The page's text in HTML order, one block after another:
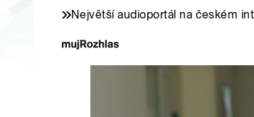
Největší audioportál na českém